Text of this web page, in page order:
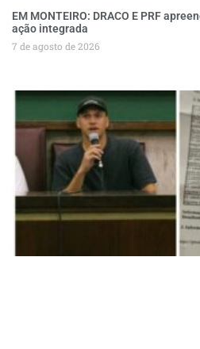
EM MONTEIRO: DRACO E PRF
ação integrada
7 de agosto de 2026